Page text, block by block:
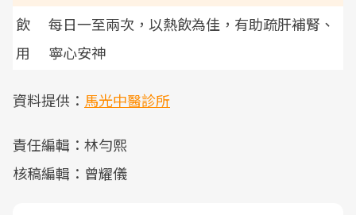
飲
用
每日一至兩次，以熱飲為佳，有助疏肝補腎、
寧心安神
資料提供： 馬光中醫診所
責任編輯：林勻熙
核稿編輯：曾耀儀